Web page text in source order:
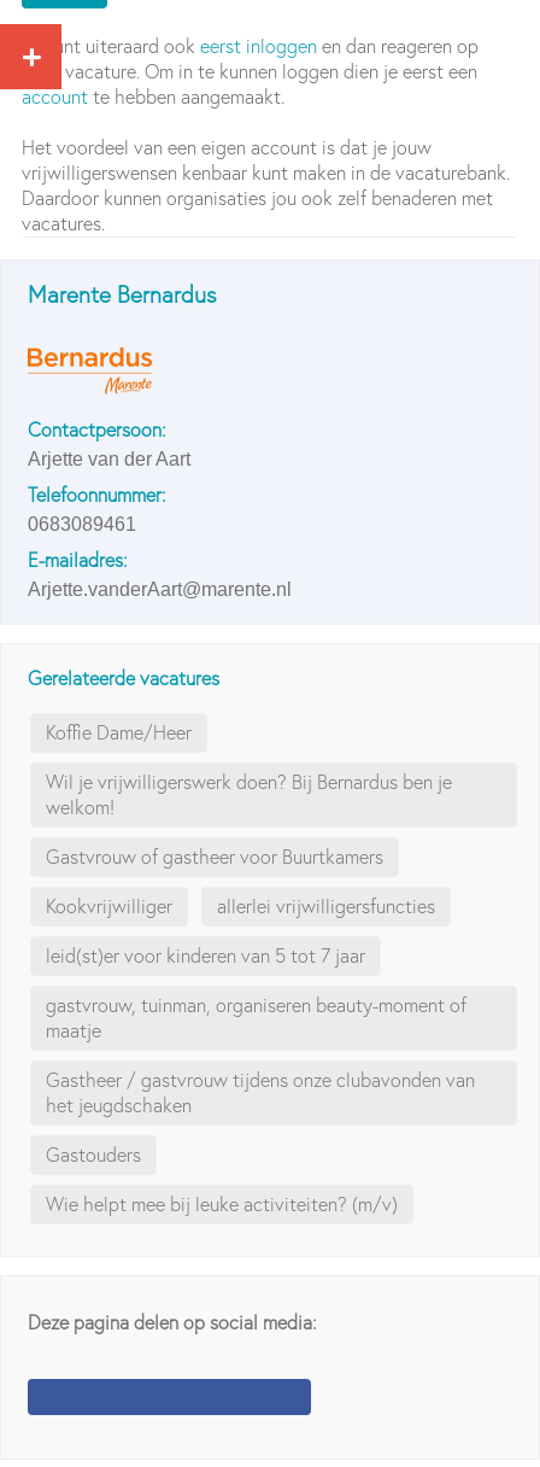
Je kunt uiteraard ook eerst inloggenen dan reageren op
deze vacature. Om in te kunnen loggen dien je eerst een
accountte hebben aangemaakt.
Het voordeel van een eigen account is dat je jouw
vrijwilligerswensen kenbaar kunt maken in de vacaturebank.
Daardoor kunnen organisaties jou ook zelf benaderen met
vacatures.
Marente Bernardus
Contactpersoon:
Arjette van der Aart
Telefoonnummer:
0683089461
E-mailadres:
Arjette.vanderAart@marente.nl
Gerelateerde vacatures
Koffie Dame/Heer
Wil je vrijwilligerswerk doen? Bij Bernardus ben je
welkom!
Gastvrouw of gastheer voor Buurtkamers
Kookvrijwilliger allerlei vrijwilligersfuncties
leid(st)er voor kinderen van 5 tot 7 jaar
gastvrouw, tuinman, organiseren beauty-moment of
maatje
Gastheer / gastvrouw tijdens onze clubavonden van
het jeugdschaken
Gastouders
Wie helpt mee bij leuke activiteiten? (m/v)
Deze pagina delen op social media: